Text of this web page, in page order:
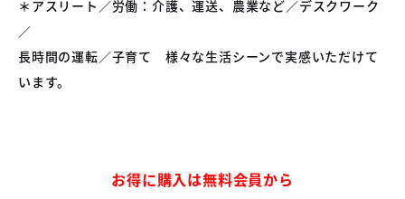
＊アスリート／労働：介護、運送、農業など／デスクワーク
／
長時間の運転／子育て 様々な生活シーンで実感いただけて
います。
お得に購入は無料会員から